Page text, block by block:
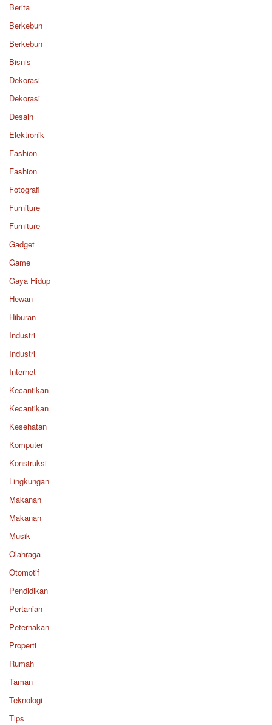
Berita
Berkebun
Berkebun
Bisnis
Dekorasi
Dekorasi
Desain
Elektronik
Fashion
Fashion
Fotografi
Furniture
Furniture
Gadget
Game
Gaya Hidup
Hewan
Hiburan
Industri
Industri
Internet
Kecantikan
Kecantikan
Kesehatan
Komputer
Konstruksi
Lingkungan
Makanan
Makanan
Musik
Olahraga
Otomotif
Pendidikan
Pertanian
Peternakan
Properti
Rumah
Taman
Teknologi
Tips